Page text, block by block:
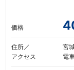
価格
住所／
アクセス
宮
電